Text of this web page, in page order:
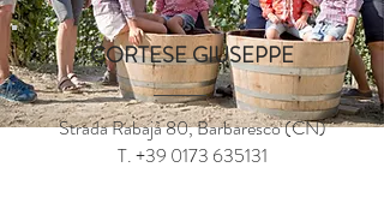
CORTESE GIUSEPPE
Strada Rabajà 80, Barbaresco (CN)
T.+39 0173 635131